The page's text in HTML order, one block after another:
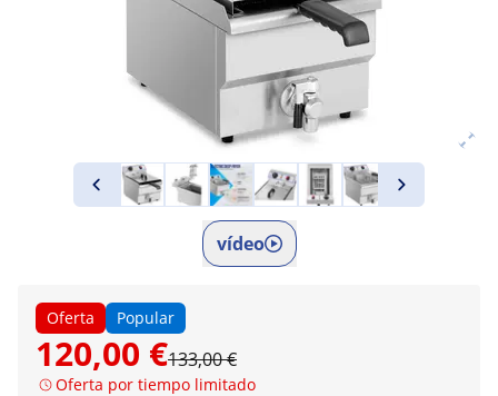
vídeo
Oferta Popular
120,00 €133,00 €
Oferta por tiempo limitado